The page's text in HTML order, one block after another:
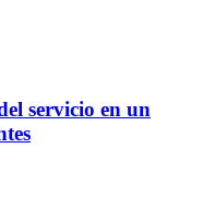
servicio en un